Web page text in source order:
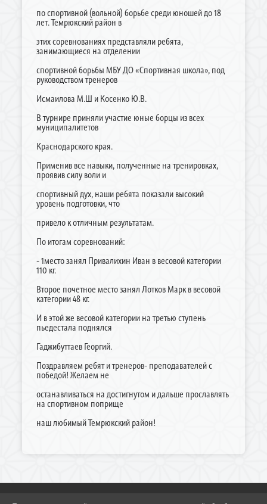
по спортивной (вольной) борьбе среди юношей до 18
лет. Темрюкский район в
этих соревнованиях представляли ребята,
занимающиеся на отделении
спортивной борьбы МБУ ДО «Спортивная школа», под
руководством тренеров
Исмаилова М.Ш и Косенко Ю.В.
В турнире приняли участие юные борцы из всех
муниципалитетов
Краснодарского края.
Применив все навыки, полученные на тренировках,
проявив силу воли и
спортивный дух, наши ребята показали высокий
уровень подготовки, что
привело к отличным результатам.
По итогам соревнований:
- 1место занял Привалихин Иван в весовой категории
110 кг.
Второе почетное место занял Лотков Марк в весовой
категории 48 кг.
И в этой же весовой категории на третью ступень
пьедестала поднялся
Гаджибуттаев Георгий.
Поздравляем ребят и тренеров- преподавателей с
победой! Желаем не
останавливаться на достигнутом и дальше прославлять
на спортивном поприще
наш любимый Темрюкский район!